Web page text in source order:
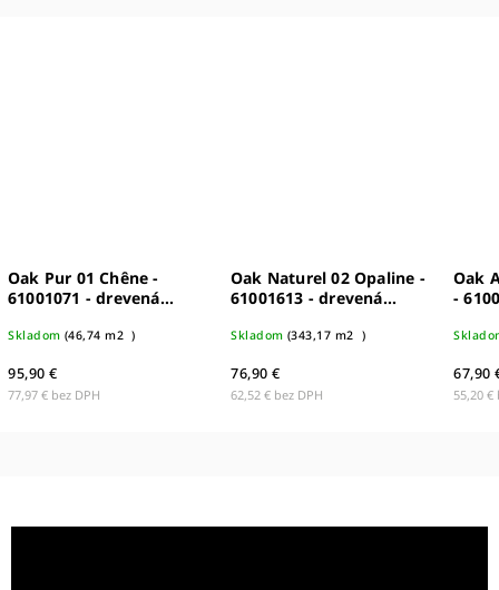
Oak Pur 01 Chêne -
61001071 - drevená
Skladom (46,74 m2 )
77,97 € bez DPH
95,90 €
Oak Naturel 02 Opaline -
61001613 - drevená
Skladom (343,17 m2 )
62,52 € bez DPH
76,90 €
Oak
-
55,20 €
67,90